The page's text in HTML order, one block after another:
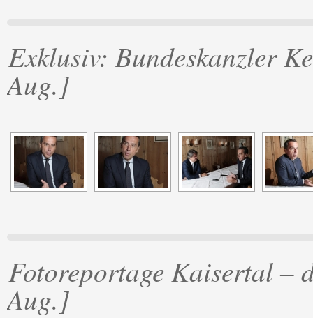
Exklusiv: Bundeskanzler
Aug.]
Fotoreportage Kaisertal –
Aug.]